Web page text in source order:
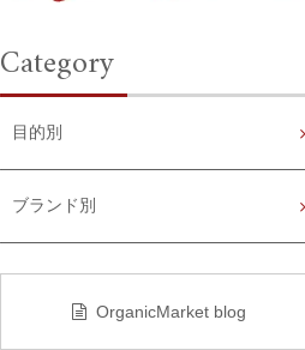
Category
目的別
ブランド別
OrganicMarket blog